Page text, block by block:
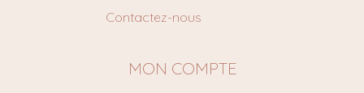
Contactez-nous
MON COMPTE